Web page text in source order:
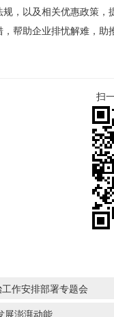
，以及相关优惠政策
帮助企业排忧解难，
扫
作安排部署专题会
展澎湃动能